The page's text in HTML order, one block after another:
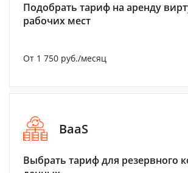
Подобрать тариф на аренду
рабочих мест
От 1 750 руб./месяц
BaaS
Выбрать тариф для резервного